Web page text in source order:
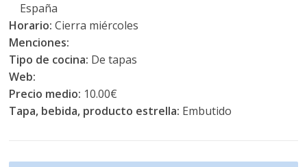
España
Horario:Cierra miércoles
Menciones:
Tipo de cocina: De tapas
Web:
Precio medio: 10.00€
Tapa, bebida, producto estrella: Embutido